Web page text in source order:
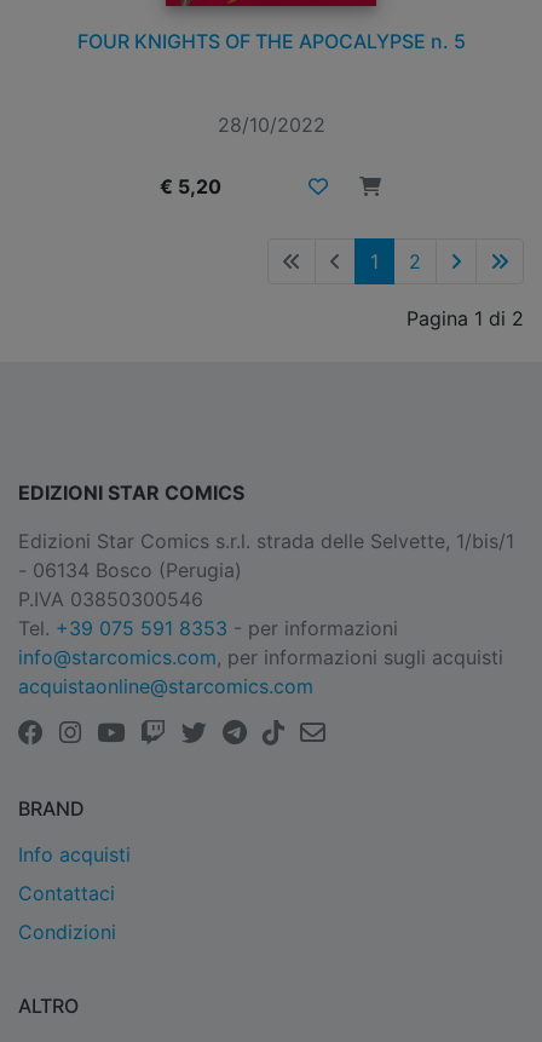
FOUR KNIGHTS OF THE APOCALYPSE n. 5
28/10/2022
€ 5,20
1 2
Pagina 1 di 2
EDIZIONI STAR COMICS
Edizioni Star Comics s.r.l. strada delle Selvette, 1/bis/1
- 06134 Bosco (Perugia)
P.IVA 03850300546
Tel. +39 075 591 8353 - per informazioni
info@starcomics.com, per informazioni sugli acquisti
acquistaonline@starcomics.com
BRAND
Info acquisti
Contattaci
Condizioni
ALTRO